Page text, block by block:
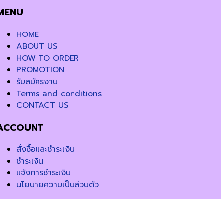
HOME
ABOUT US
HOW TO ORDER
PROMOTION
รับสมัครงาน
Terms and conditions
CONTACT US
สั่งซื้อและชำระเงิน
ชำระเงิน
แจ้งการชำระเงิน
นโยบายความเป็นส่วนตัว